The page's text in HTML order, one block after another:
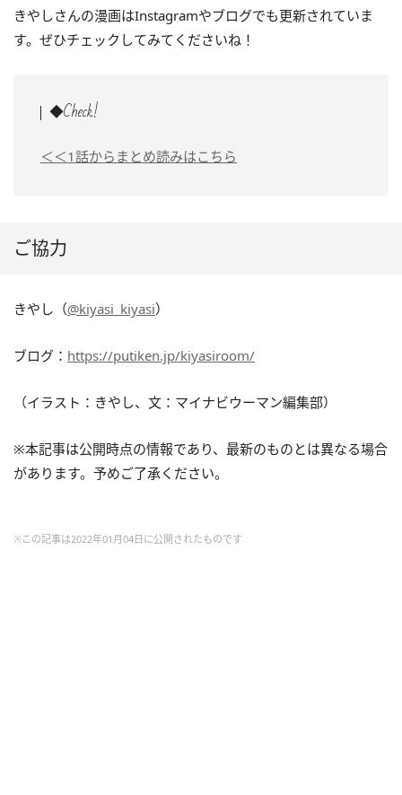
きやしさんの漫画はInstagramやブログでも更新されていま
す。ぜひチェックしてみてくださいね！
◆Check!
＜＜1話からまとめ読みはこちら
ご協力
きやし（@kiyasi_kiyasi）
ブログ： https://putiken.jp/kiyasiroom/
（イラスト：きやし、文：マイナビウーマン編集部）
※本記事は公開時点の情報であり、最新のものとは異なる場合
があります。予めご了承ください。
※この記事は2022年01月04日に公開されたものです